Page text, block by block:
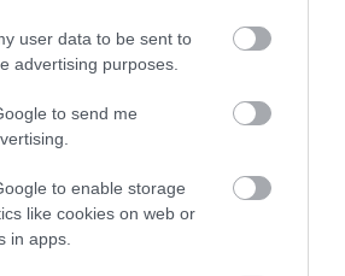
user data to be sent to
advertising purposes.
to send me
to enable storage
like cookies on web or
in apps.
Itt tartanak a kamatok és a
közzététele után megindult az
az ötletlés, megéri-e kis lakást venni a
a lakáshitelek kamatai.